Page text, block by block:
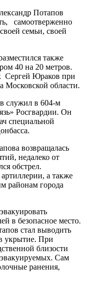
Потапов
самоотверженно
семьи, своей
также
40 на 20 метров.
Сергей Юраков при
Московской области.
служил в 604-м
Росгвардии. Он
специальной
возвращалась
недалеко от
обстрел.
а также
районам города
в безопасное место.
стал выводить
укрытие. При
близости
Сам
ранения,